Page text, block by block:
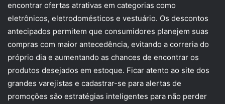
encontrar ofertas atrativas em categorias como
eletrônicos, eletrodomésticos e vestuário. Os descontos
antecipados permitem que consumidores planejem suas
compras com maior antecedência, evitando a correria do
próprio dia e aumentando as chances de encontrar os
produtos desejados em estoque. Ficar atento ao site dos
grandes varejistas e cadastrar-se para alertas de
promoções são estratégias inteligentes para não perder